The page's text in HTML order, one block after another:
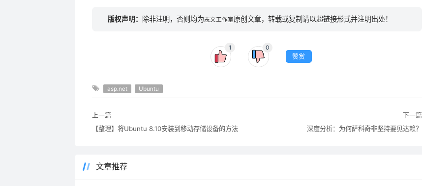
版权声明： 除非注明，否则均为志文工作室原创文章，转载或复制请以超链接形式并注明出处！
1 0
赞赏
asp.net Ubuntu
上一篇
【整理】将Ubuntu 8.10安装到移动存储设备的方法
下一篇
深度分析：为何萨科奇非坚持要见达赖？
文章推荐